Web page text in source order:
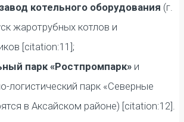
котельного оборудования (г.
жаротрубных котлов и
[citation:11];
парк «Ростпромпарк» и
логистический парк «Северные
в Аксайском районе) [citation:12].